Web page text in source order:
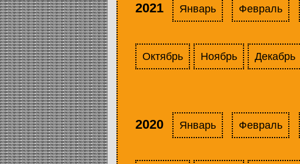
2021 Январь Февраль
Октябрь Ноябрь Декабрь
2020 Январь Февраль